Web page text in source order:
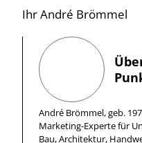
Ihr André Brömmel
André Brömmel, geb.
Marketing-Experte für
Bau, Architektur,